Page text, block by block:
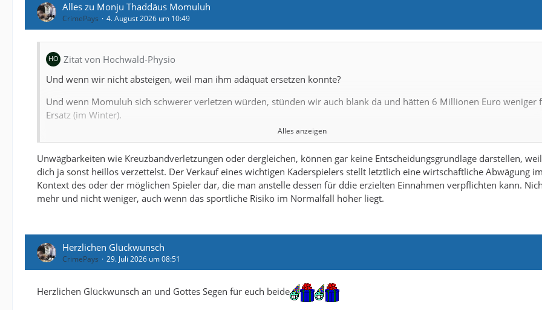
Alles zu Monju Thaddäus Momuluh
CrimePays 4. August 2026 um 10:49
Zitat von Hochwald-Physio
Und wenn wir nicht absteigen, weil man ihm adäquat ersetzen konnte?
Und wenn Momuluh sich schwerer verletzen würden, stünden wir auch blank da und hätten 6 Millionen Euro weniger
Ersatz (im Winter).
Es ging mir einfach nochmal darum zu betonen, dass es erst im Nachgang klar sein kann, welche Entscheidung" richtig
Die Gedankengänge hier im Forum wird Mutzel sicher auch schon alle durchgespielt haben
Im übrigen liegen zwischen dem Cottbus Spiel(deiner Deadline) und dem Deadline Day noch 2 Wochen.
Alles anzeigen
Unwägbarkeiten wie Kreuzbandverletzungen oder dergleichen, können gar keine Entscheidungsgrundlage darstellen,
dich ja sonst heillos verzettelst. Der Verkauf eines wichtigen Kaderspielers stellt letztlich eine wirtschaftliche Abwägung im
Kontext des oder der möglichen Spieler dar, die man anstelle dessen für ddie erzielten Einnahmen verpflichten kann.
mehr und nicht weniger, auch wenn das sportliche Risiko im Normalfall höher liegt.
Herzlichen Glückwunsch
CrimePays 29. Juli 2026 um 08:51
Herzlichen Glückwunsch an und Gottes Segen für euch beide